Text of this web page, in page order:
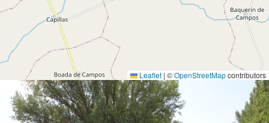
Leaflet | ©OpenStreetMapcontributors